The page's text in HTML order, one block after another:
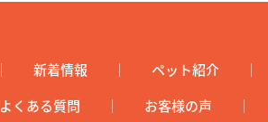
新着情報 ペット紹介
よくある質問
お客様の声